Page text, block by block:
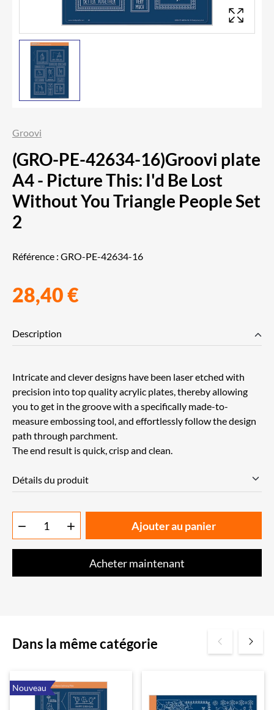
Groovi
(GRO-PE-42634-16)Groovi plate
A4 - Picture This: I'd Be Lost
Without You Triangle People Set
2
Référence : GRO-PE-42634-16
28,40 €
Description
Intricate and clever designs have been laser etched with
precision into top quality acrylic plates, thereby allowing
you to get in the groove with a specifically made-to-
measure embossing tool, and effortlessly follow the design
path through parchment.
The end result is quick, crisp and clean.
Détails du produit
  Ajouter au panier
Acheter maintenant
Dans la même catégorie
Nouveau